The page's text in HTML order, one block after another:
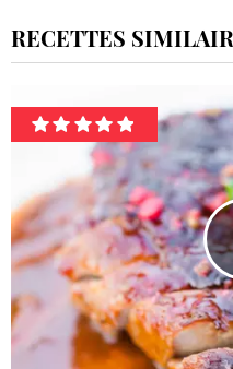
RECETTES